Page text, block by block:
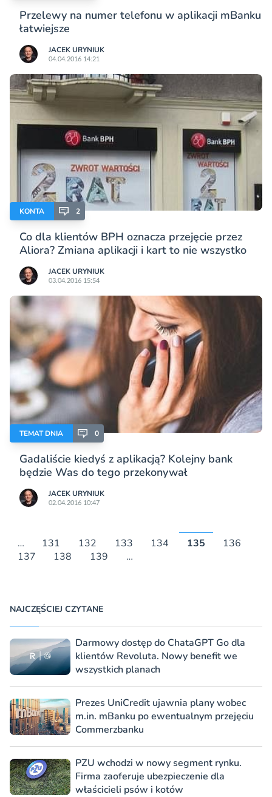
Przelewy na numer telefonu w aplikacji mBanku
łatwiejsze
JACEK URYNIUK
04.04.2016 14:21
KONTA 2
Co dla klientów BPH oznacza przejęcie przez
Aliora? Zmiana aplikacji i kart to nie wszystko
JACEK URYNIUK
03.04.2016 15:54
TEMAT DNIA 0
Gadaliście kiedyś z aplikacją? Kolejny bank
będzie Was do tego przekonywał
JACEK URYNIUK
02.04.2016 10:47
… 131 132 133 134 135
136
137
138 139 …
NAJCZĘŚCIEJ CZYTANE
Darmowy dostęp do ChataGPT Go dla
klientów Revoluta. Nowy benefit we
wszystkich planach
Prezes UniCredit ujawnia plany wobec
m.in. mBanku po ewentualnym przejęciu
Commerzbanku
PZU wchodzi w nowy segment rynku.
Firma zaoferuje ubezpieczenie dla
właścicieli psów i kotów